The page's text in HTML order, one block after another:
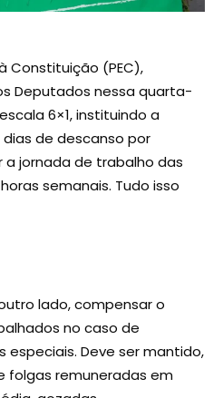
Constituição (PEC),
Deputados nessa quarta-
6×1, instituindo a
de descanso por
a jornada de trabalho das
semanais. Tudo isso
lado, compensar o
no caso de
Deve ser mantido,
folgas remuneradas em